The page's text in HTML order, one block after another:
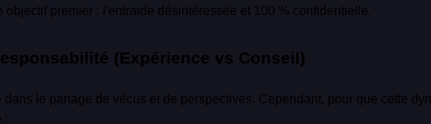
objectif premier : l'entraide désintéressée et 100 % confidentielle.
(Expérience vs Conseil)
dans le partage de vécus et de perspectives. Cependant, pour que cette
: